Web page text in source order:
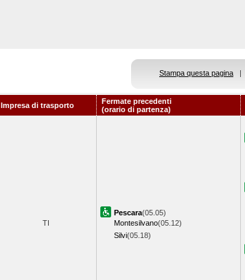
Stampa questa pagina |
Impresa di trasporto
Fermate precedenti
(orario di partenza)
TI
Pescara(05.05)
Montesilvano(05.12)
Silvi(05.18)